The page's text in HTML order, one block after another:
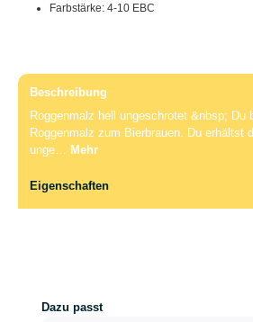
Farbstärke: 4-10 EBC
Beschreibung
Roggenmalz hell ungeschrotet &nbsp; Du
Roggenmalz zum Bierbrauen. Du erhältst
unge… Mehr
Eigenschaften
Produktgalerie überspringen
Dazu passt